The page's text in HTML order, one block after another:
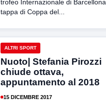
trofeo Internazionale di Barcellona,
tappa di Coppa del...
ALTRI SPORT
Nuoto| Stefania Pirozzi
chiude ottava,
appuntamento al 2018
15 DICEMBRE 2017